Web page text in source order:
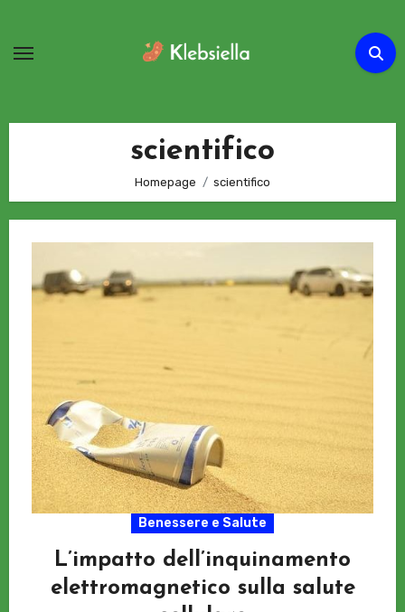
contenuto
scientifico
Homepage scientifico
Benessere e Salute
L’impatto dell’inquinamento
elettromagnetico sulla salute